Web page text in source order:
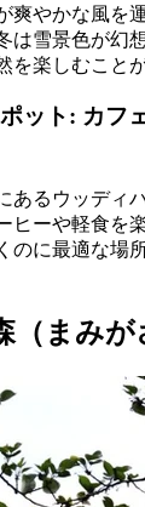
爽やかな風を
は雪景色が幻
を楽しむこと
ット: カフ
あるウッディ
ヒーや軽食を
のに最適な場
（まみが